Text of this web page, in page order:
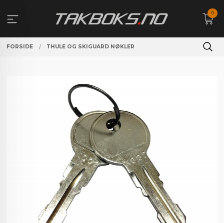
innholdet
0
FORSIDE THULE OG SKIGUARD NØKLER